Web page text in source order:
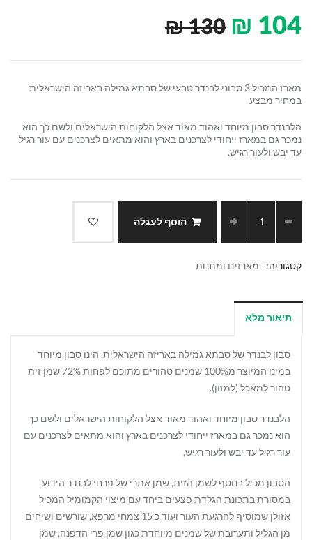
104
₪
130
₪
מארז המכיל 3 סבוני לבנדר טבעי של סבתא גמילה באריזה הישראלית
במחיר מבצע
הלבנדר סבון מיוחד ואהוד מאוד אצל הלקוחות הישראלים ולשם כך הוא
נמכר גם במארז ייחודי לצרכנים בארץ והוא מתאים לצרכנים עם עור רגיל
עד יבש ולעור רגיש.
הוסף לעגלה
קטגוריה: מארזים ומתנות
תיאור מלא
סבון לבנדר של סבתא גמילה באריזה הישראלית, הינו סבון מיוחד
במינו המיוצר מ100% שמנים טהורים מתוכם לפחות 72% שמן זית
טהור למאכל (למזון).
הלבנדר סבון מיוחד ואהוד מאוד אצל הלקוחות הישראלים ולשם כך
הוא נמכר גם במארז ייחודי לצרכנים בארץ והוא מתאים לצרכנים עם
עור רגיל עד יבש ולעור רגיש,
הסבון מכיל בנוסף לשמן הזית, שמן אתרי של פרחי לבנדר הידוע
במסורת בתכונת הגלדת פצעים ביחד עם מיצוי הקמומיל המכיל
אזולן שמוסיף להרגעת העור ועוד כ 15 צמחי מרפא, שורשים ושיחים
מן הגליל ותערובת של שמנים מיוחדת כגון שמן פרי הדפנה, שמן